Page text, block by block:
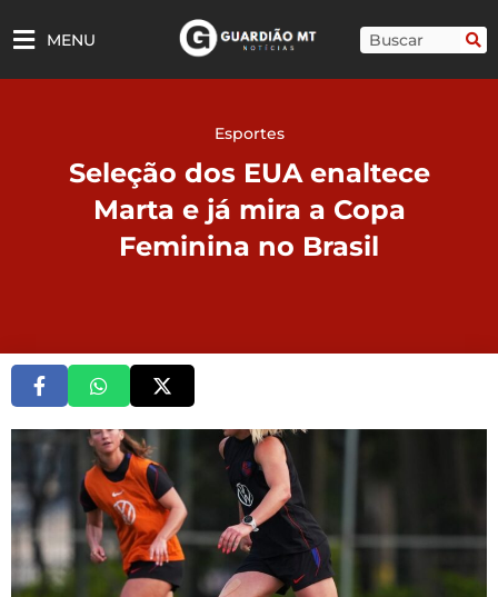
para
MENU Pesquisar
Esportes
Seleção dos EUA enaltece
Marta e já mira a Copa
Feminina no Brasil